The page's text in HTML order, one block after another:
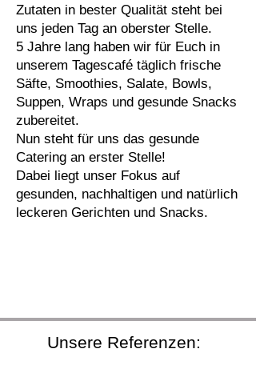
Zutaten in bester Qualität steht bei
uns jeden Tag an oberster Stelle.
5 Jahre lang haben wir für Euch in
unserem Tagescafé täglich frische
Säfte, Smoothies, Salate, Bowls,
Suppen, Wraps und gesunde Snacks
zubereitet.
Nun steht für uns das gesunde
Catering an erster Stelle!
Dabei liegt unser Fokus auf
gesunden, nachhaltigen und natürlich
leckeren Gerichten und Snacks.
Unsere Referenzen: